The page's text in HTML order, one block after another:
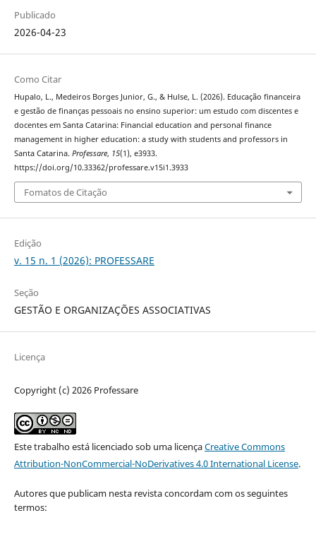
Publicado
2026-04-23
Como Citar
Hupalo, L., Medeiros Borges Junior, G., & Hulse, L. (2026). Educação financeira
e gestão de finanças pessoais no ensino superior: um estudo com discentes e
docentes em Santa Catarina: Financial education and personal finance
management in higher education: a study with students and professors in
Santa Catarina. Professare, 15(1), e3933.
https://doi.org/10.33362/professare.v15i1.3933
Fomatos de Citação
Edição
v. 15 n. 1 (2026): PROFESSARE
Seção
GESTÃO E ORGANIZAÇÕES ASSOCIATIVAS
Licença
Copyright (c) 2026 Professare
Este trabalho está licenciado sob uma licençaCreative Commons
Attribution-NonCommercial-NoDerivatives 4.0 International License.
Autores que publicam nesta revista concordam com os seguintes
termos: